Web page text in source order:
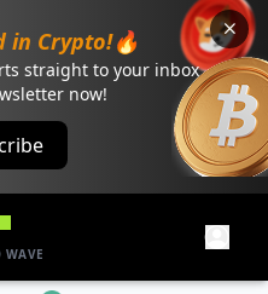
in Crypto!🔥
straight to your inbox
now!
WAVE